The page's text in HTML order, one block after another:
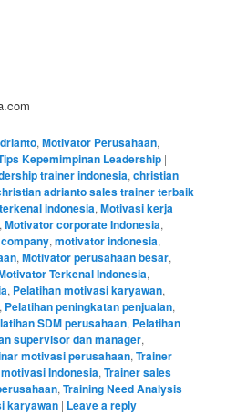
,Motivator Perusahaan,
Kepemimpinan Leadership |
trainer indonesia,christian
adrianto sales trainer terbaik
indonesia,Motivasi kerja
,Motivator corporate Indonesia,
,motivator indonesia,
,Motivator perusahaan besar,
Terkenal Indonesia,
, Pelatihan motivasi karyawan,
, Pelatihan peningkatan penjualan,
SDM perusahaan, Pelatihan
supervisor dan manager,
motivasi perusahaan,Trainer
Indonesia,Trainer sales
,Training Need Analysis
karyawan | Leave a reply